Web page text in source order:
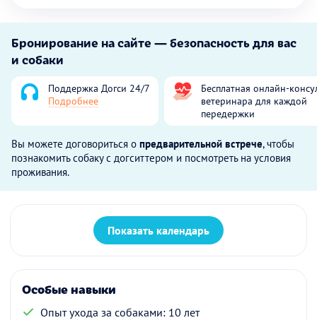
Бронирование на сайте — безопасность для вас
и собаки
Поддержка Догси 24/7
Подробнее
Бесплатная онлайн-
ветеринара для каждой
передержки
Вы можете договориться о предварительной встрече, чтобы
познакомить собаку с догситтером и посмотреть на условия
проживания.
Показать календарь
Особые навыки
Опыт ухода за собаками: 10 лет